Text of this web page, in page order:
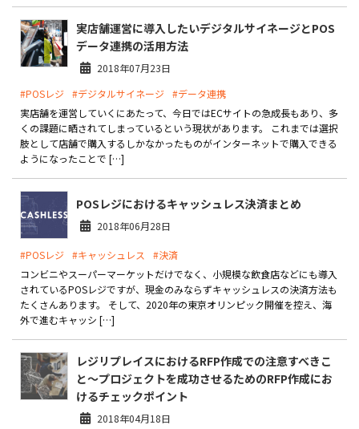
実店舗運営に導入したいデジタルサイネージとPOS
データ連携の活用方法
2018年07月23日
#POSレジ
#デジタルサイネージ
#データ連携
実店舗を運営していくにあたって、今日ではECサイトの急成長もあり、多
くの課題に晒されてしまっているという現状があります。 これまでは選択
肢として店舗で購入するしかなかったものがインターネットで購入できる
ようになったことで […]
POSレジにおけるキャッシュレス決済まとめ
2018年06月28日
#POSレジ #キャッシュレス
#決済
コンビニやスーパーマーケットだけでなく、小規模な飲食店などにも導入
されているPOSレジですが、現金のみならずキャッシュレスの決済方法も
たくさんあります。 そして、2020年の東京オリンピック開催を控え、海
外で進むキャッシ […]
レジリプレイスにおけるRFP作成での注意すべきこ
と～プロジェクトを成功させるためのRFP作成にお
けるチェックポイント
2018年04月18日